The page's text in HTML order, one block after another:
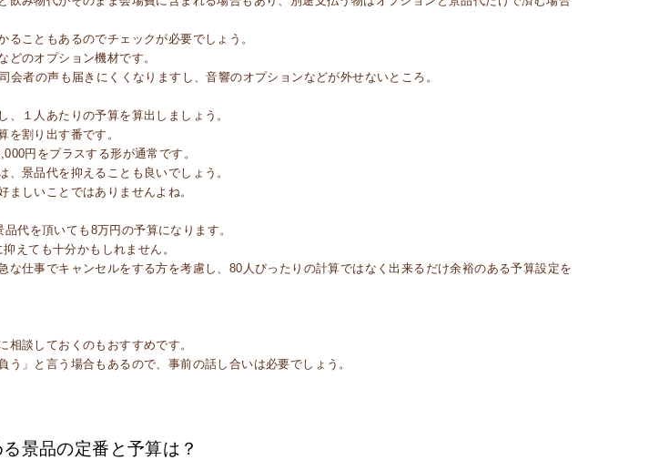
こともあるのでチェックが必要でしょう。
どのオプション機材です。
会者の声も届きにくくなりますし、音響のオプションなどが外せないところ。
１人あたりの予算を算出しましょう。
を割り出す番です。
円をプラスする形が通常です。
景品代を抑えることも良いでしょう。
しいことではありませんよね。
代を頂いても8万円の予算になります。
えても十分かもしれません。
な仕事でキャンセルをする方を考慮し、80人ぴったりの計算ではなく出来るだけ余裕のある予算設定を
談しておくのもおすすめです。
」と言う場合もあるので、事前の話し合いは必要でしょう。
景品の定番と予算は？